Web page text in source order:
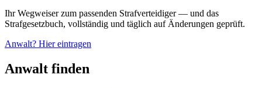
Ihr Wegweiser zum passenden Strafverteidiger — und das
Strafgesetzbuch, vollständig und täglich auf Änderungen geprüft.
Anwalt? Hier eintragen
Anwalt finden